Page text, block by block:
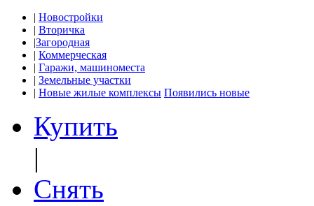
| Новостройки
| Вторичка
|Загородная
| Коммерческая
| Гаражи, машиноместа
| Земельные участки
| Новые жилые комплексы Появились новые
Купить
|
Снять